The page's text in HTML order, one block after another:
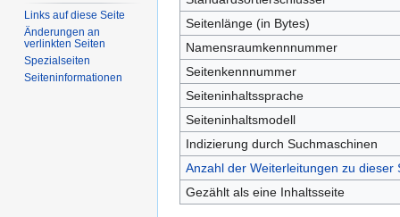
Seitenlänge (in Bytes)
Namensraumkennnummer
Seitenkennnummer
Seiteninhaltssprache
Seiteninhaltsmodell
Indizierung durch Suchmaschinen
Anzahl der Weiterleitungen zu dieser
Gezählt als eine Inhaltsseite
Links auf diese Seite
Änderungen an
verlinkten Seiten
Spezialseiten
Seiten­­informationen